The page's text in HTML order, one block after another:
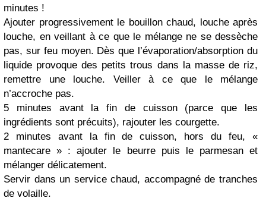
minutes !
Ajouter progressivement le bouillon chaud, louche après
louche, en veillant à ce que le mélange ne se dessèche
pas, sur feu moyen. Dès que l’évaporation/absorption du
liquide provoque des petits trous dans la masse de riz,
remettre une louche. Veiller à ce que le mélange
n’accroche pas.
5 minutes avant la fin de cuisson (parce que les
ingrédients sont précuits), rajouter les courgette.
2 minutes avant la fin de cuisson, hors du feu, «
mantecare » : ajouter le beurre puis le parmesan et
mélanger délicatement.
Servir dans un service chaud, accompagné de tranches
de volaille.